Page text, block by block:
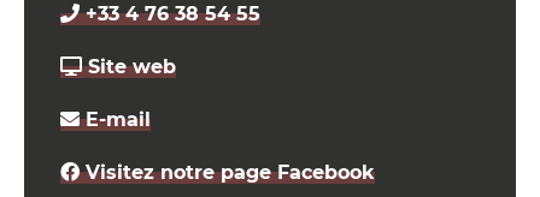
+33 4 76 38 54 55
Site web
E-mail
Visitez notre page Facebook